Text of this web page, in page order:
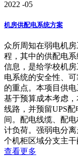
2022 -05
机房供配电系统方案
众所周知在弱电机
程，其中的供配电
信息，是给学校机
电系统的安全性、
的重点。本项目供
基于预算成本考虑
线路，并预留UPS
间。配电线缆、配
计负荷。强弱电分
个机柜区域分支主
查看更多